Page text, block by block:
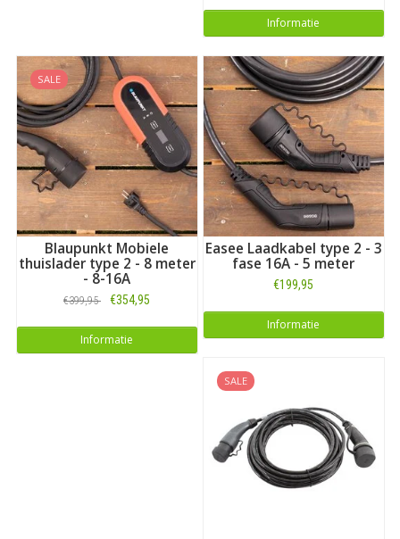
Informatie
SALE
Blaupunkt Mobiele
thuislader type 2 - 8 meter
- 8-16A
€399,95 €354,95
Informatie
Easee Laadkabel type 2 - 3
fase 16A - 5 meter
€199,95
Informatie
SALE